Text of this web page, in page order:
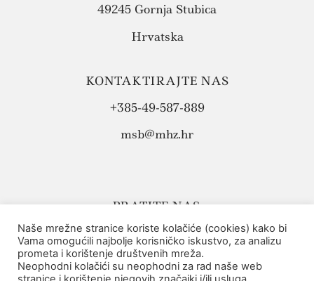
49245 Gornja Stubica
Hrvatska
KONTAKTIRAJTE NAS
+385-49-587-889
msb@mhz.hr
PRATITE NAS:
Naše mrežne stranice koriste kolačiće (cookies) kako bi
Vama omogućili najbolje korisničko iskustvo, za analizu
prometa i korištenje društvenih mreža.
Neophodni kolačići su neophodni za rad naše web